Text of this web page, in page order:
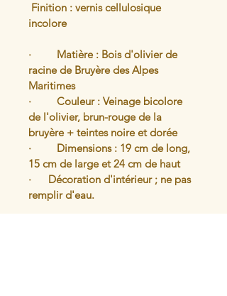
incolore
·         Matière : Bois d'olivier de
racine de Bruyère des Alpes
Maritimes
·         Couleur : Veinage bicolore
de l'olivier, brun-rouge de la
bruyère + teintes noire et dorée
·         Dimensions : 19 cm de long,
15 cm de large et 24 cm de haut
·      Décoration d'intérieur ; ne pas
remplir d'eau.